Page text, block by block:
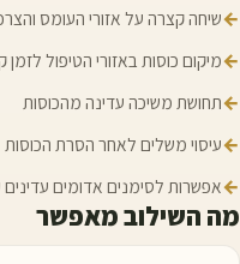
←שיחה קצרה על אזורי העומס
←מיקום כוסות באזורי הטיפול לזמן
←תחושת משיכה עדינה מהכוסות
←עיסוי משלים לאחר הסרת הכוסות
←אפשרות לסימנים אדומים
מה השילוב מאפשר